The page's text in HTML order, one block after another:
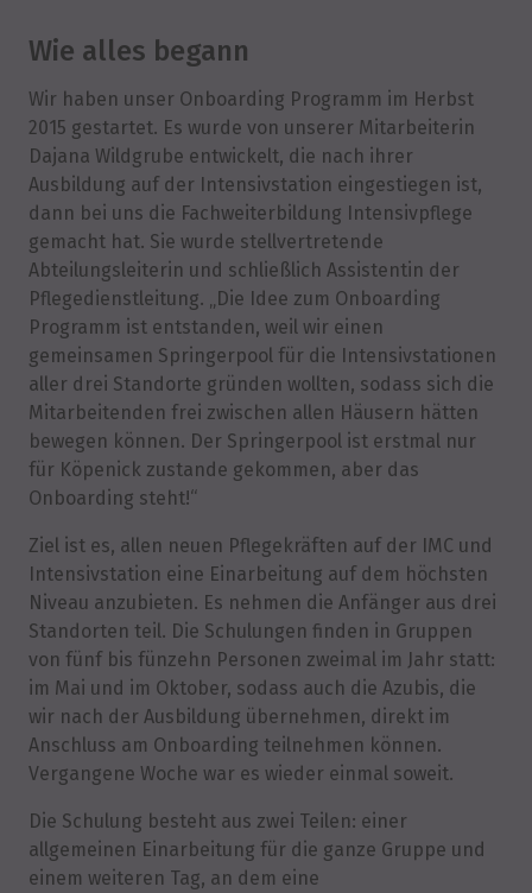
Wie alles begann
Wir haben unser Onboarding Programm im Herbst
2015 gestartet. Es wurde von unserer Mitarbeiterin
Dajana Wildgrube entwickelt, die nach ihrer
Ausbildung auf der Intensivstation eingestiegen ist,
dann bei uns die Fachweiterbildung Intensivpflege
gemacht hat. Sie wurde stellvertretende
Abteilungsleiterin und schließlich Assistentin der
Pflegedienstleitung. „Die Idee zum Onboarding
Programm ist entstanden, weil wir einen
gemeinsamen Springerpool für die Intensivstationen
aller drei Standorte gründen wollten, sodass sich die
Mitarbeitenden frei zwischen allen Häusern hätten
bewegen können. Der Springerpool ist erstmal nur
für Köpenick zustande gekommen, aber das
Onboarding steht!“
Ziel ist es, allen neuen Pflegekräften auf der IMC und
Intensivstation eine Einarbeitung auf dem höchsten
Niveau anzubieten. Es nehmen die Anfänger aus drei
Standorten teil. Die Schulungen finden in Gruppen
von fünf bis fünzehn Personen zweimal im Jahr statt:
im Mai und im Oktober, sodass auch die Azubis, die
wir nach der Ausbildung übernehmen, direkt im
Anschluss am Onboarding teilnehmen können.
Vergangene Woche war es wieder einmal soweit.
Die Schulung besteht aus zwei Teilen: einer
allgemeinen Einarbeitung für die ganze Gruppe und
einem weiteren Tag, an dem eine